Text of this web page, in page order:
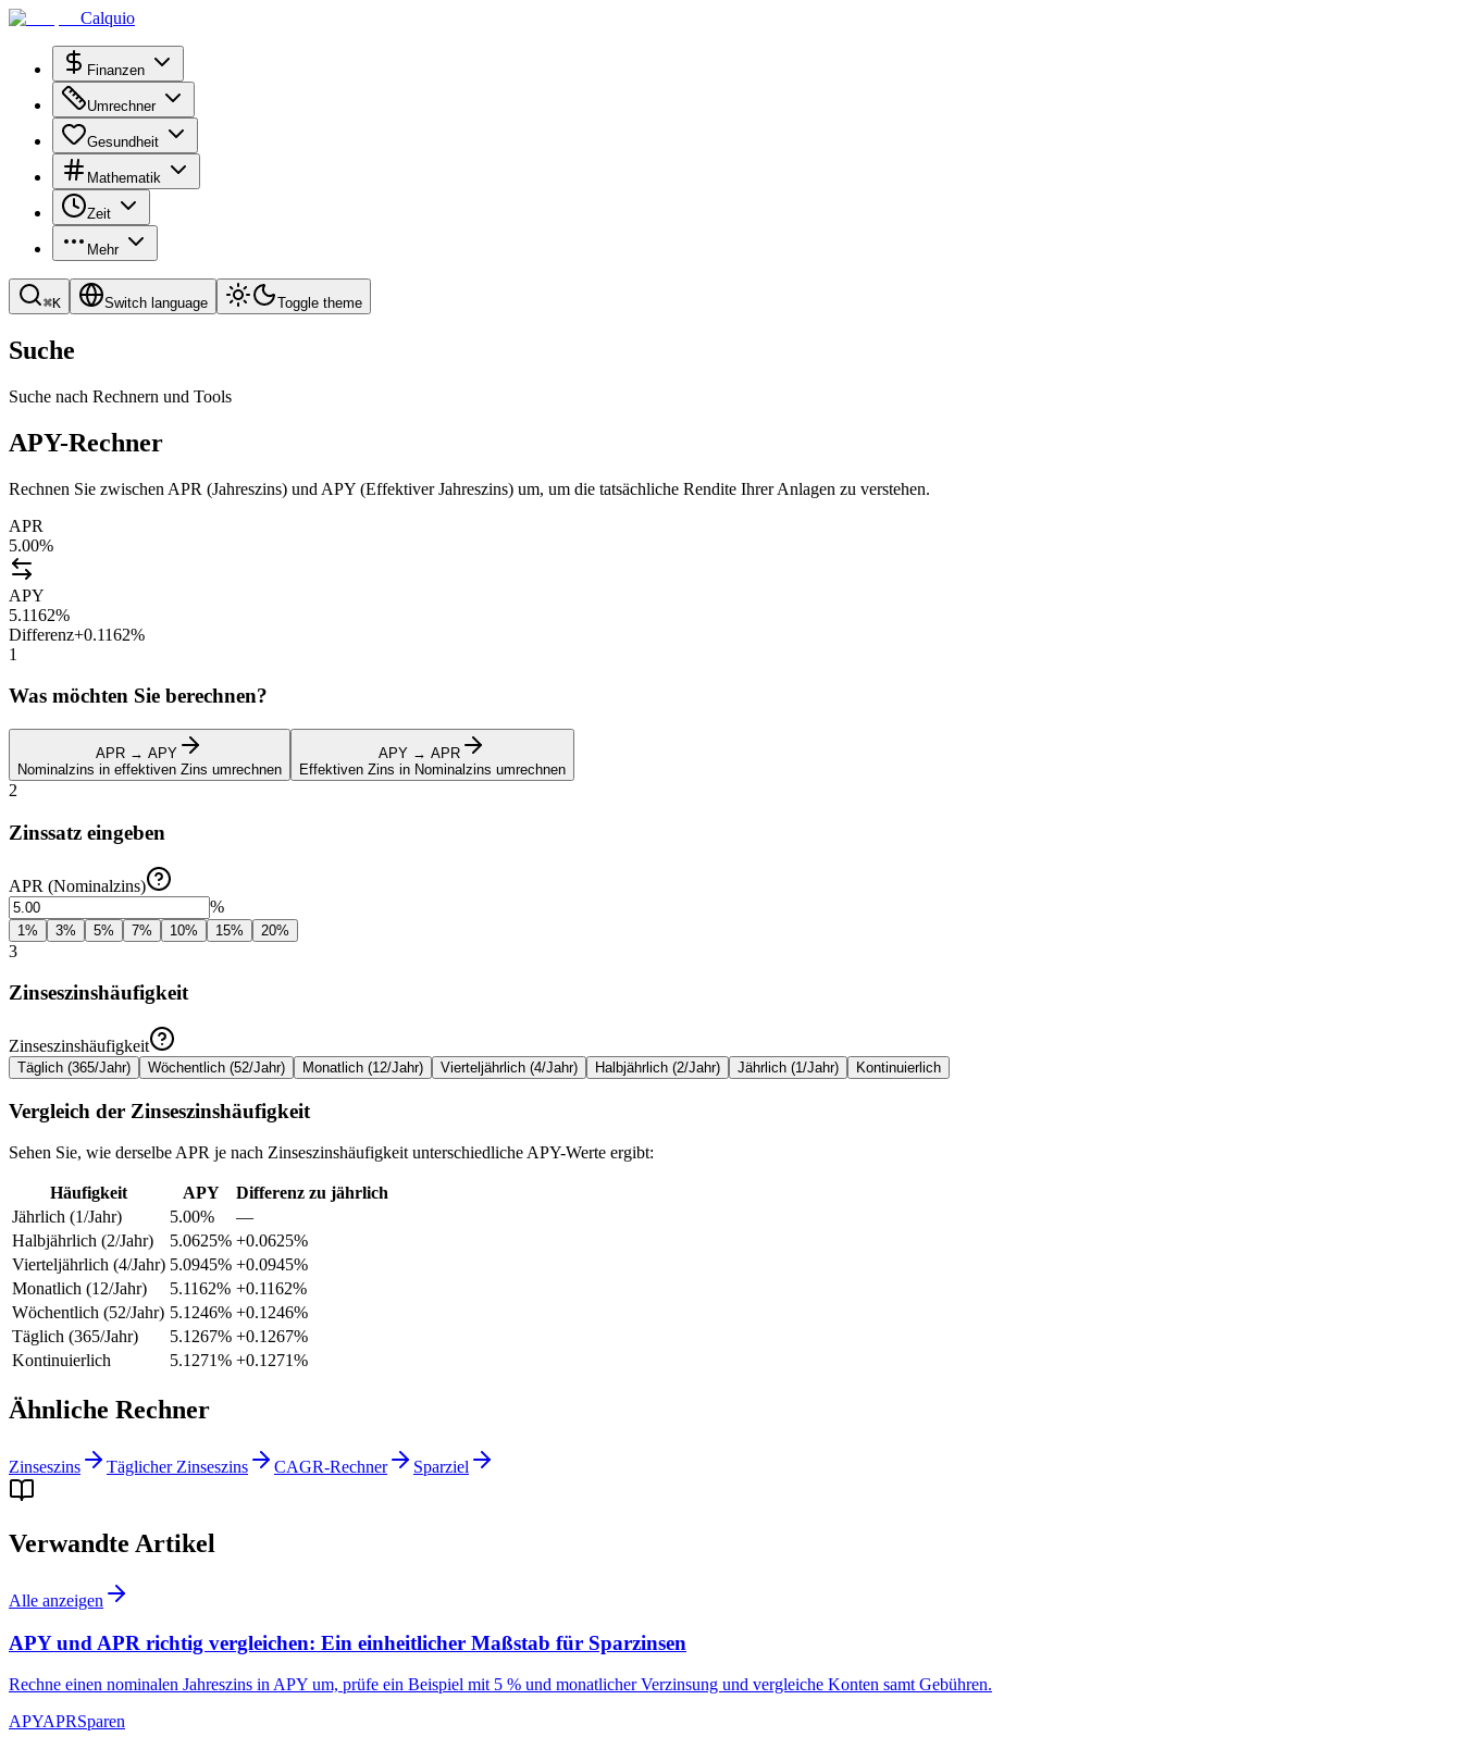
Calquio
Finanzen
Umrechner
Gesundheit
Mathematik
Zeit
Mehr
⌘K Switch language Toggle theme
Suche
Suche nach Rechnern und Tools
APY-Rechner
Rechnen Sie zwischen APR (Jahreszins) und APY (Effektiver Jahreszins) um, um die tatsächliche Rendite Ihrer Anlagen zu verstehen.
APR
5.00%
APY
5.1162%
Differenz+0.1162%
1
Was möchten Sie berechnen?
APR → APY
Nominalzins in effektiven Zins umrechnen
APY → APR
Effektiven Zins in Nominalzins umrechnen
2
Zinssatz eingeben
APR (Nominalzins)
%
1% 3% 5% 7% 10% 15% 20%
3
Zinseszinshäufigkeit
Zinseszinshäufigkeit
Täglich (365/Jahr) Wöchentlich (52/Jahr) Monatlich (12/Jahr) Vierteljährlich (4/Jahr) Halbjährlich (2/Jahr) Jährlich (1/Jahr) Kontinuierlich
Vergleich der Zinseszinshäufigkeit
Sehen Sie, wie derselbe APR je nach Zinseszinshäufigkeit unterschiedliche APY-Werte ergibt:
Häufigkeit APY
Differenz zu jährlich
Jährlich (1/Jahr)
5.00%
—
Halbjährlich (2/Jahr)
5.0625% +0.0625%
Vierteljährlich (4/Jahr) 5.0945% +0.0945%
Monatlich (12/Jahr)
5.1162% +0.1162%
Wöchentlich (52/Jahr) 5.1246% +0.1246%
Täglich (365/Jahr)
5.1267% +0.1267%
Kontinuierlich
5.1271% +0.1271%
Ähnliche Rechner
Zinseszins Täglicher Zinseszins CAGR-Rechner Sparziel
Verwandte Artikel
Alle anzeigen
APY und APR richtig vergleichen: Ein einheitlicher Maßstab für Sparzinsen
Rechne einen nominalen Jahreszins in APY um, prüfe ein Beispiel mit 5 % und monatlicher Verzinsung und vergleiche Konten samt Gebühren.
APYAPRSparen